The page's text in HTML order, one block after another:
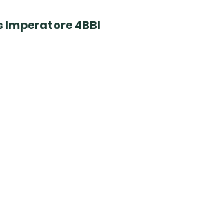
Imperatore 4BBI